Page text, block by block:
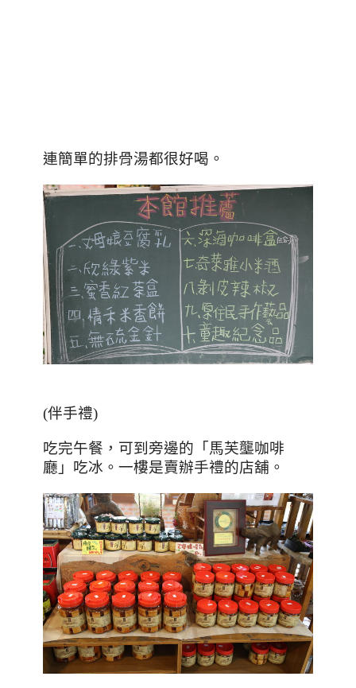
連簡單的排骨湯都很好喝。
(伴手禮)
吃完午餐，可到旁邊的「馬芙壟咖啡
廳」吃冰。一樓是賣辦手禮的店舖。